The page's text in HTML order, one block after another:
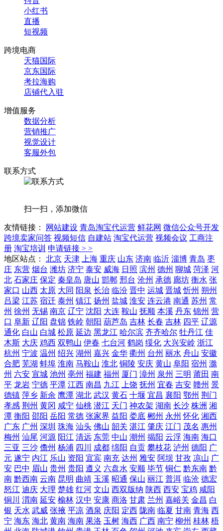
小红书
直播
短视频
跨境电商
天猫国际
京东国际
考拉海购
店铺代入驻
增值服务
数据分析
营销推广
视觉设计
客服外包
联系方式
扫一扫，添加微信
友情链接： 网站建设 青岛淘宝代运营 鲜花网 微信公众号开发
跨境卖家问答 视频短信 自建站 淘宝代运营 视频会议 工商注
册 淘宝培训 申请链接 > >
地区站点：
北京 天津 上海 重庆 山东 济南 临沂 淄博 青岛 枣
庄 东营 烟台 潍坊 济宁 泰安 威海 日照 滨州 德州 聊城 菏泽 河
北 石家庄 保定 秦皇岛 唐山 邯郸 邢台 沧州 承德 廊坊 衡水 张
家口 山西 太原 大同 阳泉 长治 临汾 晋中 运城 晋城 忻州 朔州
吕梁 江苏 宿迁 泰州 镇江 扬州 盐城 淮安 连云港 南通 苏州 常
州 徐州 无锡 南京 辽宁 沈阳 大连 鞍山 抚顺 本溪 丹东 锦州 营
口 阜新 辽阳 盘锦 铁岭 朝阳 葫芦岛 吉林 长春 吉林 四平 辽源
通化 白山 白城 松原 延边 黑龙江 哈尔滨 齐齐哈尔 牡丹江 佳
木斯 大庆 鸡西 双鸭山 伊春 七台河 鹤岗 绥化 大兴安岭 浙江
杭州 宁波 温州 绍兴 湖州 嘉兴 金华 衢州 台州 丽水 舟山 安徽
合肥 芜湖 蚌埠 淮南 马鞍山 淮北 铜陵 安庆 黄山 阜阳 宿州 滁
州 六安 宣城 池州 亳州 福建 福州 厦门 漳州 泉州 三明 莆田 南
平 龙岩 宁德 平潭 江西 南昌 九江 上饶 抚州 宜春 吉安 赣州 景
德镇 萍乡 新余 鹰潭 湖北 武汉 黄石 十堰 宜昌 襄阳 鄂州 荆门
孝感 荆州 黄冈 咸宁 仙桃 潜江 天门 神农架 湖南 长沙 株洲 湘
潭 衡阳 邵阳 岳阳 常德 张家界 益阳 娄底 郴州 永州 怀化 湘西
广东 广州 深圳 珠海 汕头 佛山 韶关 湛江 肇庆 江门 茂名 惠州
梅州 汕尾 河源 阳江 清远 东莞 中山 潮州 揭阳 云浮 海南 海口
三亚 三沙 儋州 杨浦 四川 成都 绵阳 自贡 攀枝花 泸州 德阳 广
元 遂宁 内江 乐山 资阳 宜宾 南充 达州 雅安 阿坝 甘孜 凉山 广
安 巴中 眉山 贵州 贵阳 遵义 六盘水 安顺 毕节 铜仁 黔东南 黔
南 黔西南 云南 昆明 曲靖 玉溪 昭通 保山 丽江 普洱 临沧 德宏
怒江 迪庆 大理 楚雄 红河 文山 西双版纳 陕西 西安 宝鸡 咸阳
铜川
渭南 延安 榆林 汉中 安康 商洛 甘肃 兰州 嘉峪关 金昌 白
银 天水 武威 张掖 平凉 酒泉 庆阳 定西 陇南 临夏 甘南 青海 西
宁 海东 海北 黄南 海南 果洛 玉树 海西 广西 南宁 柳州 桂林 梧